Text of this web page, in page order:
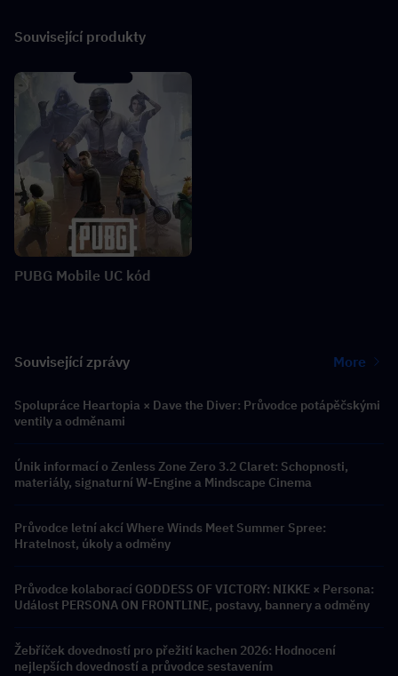
Související produkty
PUBG Mobile UC kód
Související zprávy More
Spolupráce Heartopia × Dave the Diver: Průvodce potápěčskými
ventily a odměnami
Únik informací o Zenless Zone Zero 3.2 Claret: Schopnosti,
materiály, signaturní W-Engine a Mindscape Cinema
Průvodce letní akcí Where Winds Meet Summer Spree:
Hratelnost, úkoly a odměny
Průvodce kolaborací GODDESS OF VICTORY: NIKKE × Persona:
Událost PERSONA ON FRONTLINE, postavy, bannery a odměny
Žebříček dovedností pro přežití kachen 2026: Hodnocení
nejlepších dovedností a průvodce sestavením